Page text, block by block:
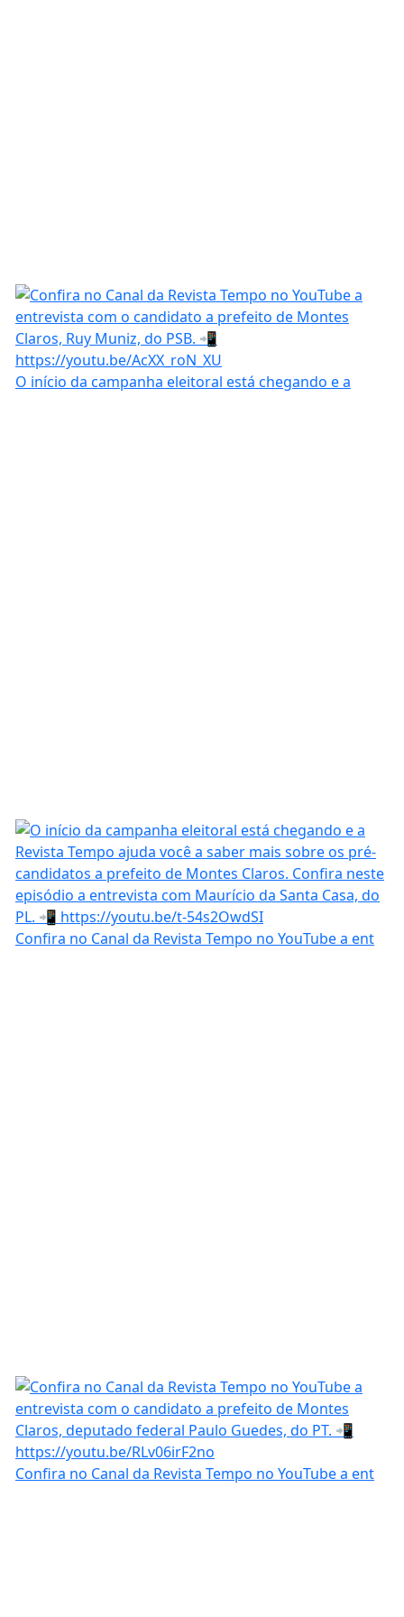
O início da campanha eleitoral está chegando e a
Confira no Canal da Revista Tempo no YouTube a ent
Confira no Canal da Revista Tempo no YouTube a ent